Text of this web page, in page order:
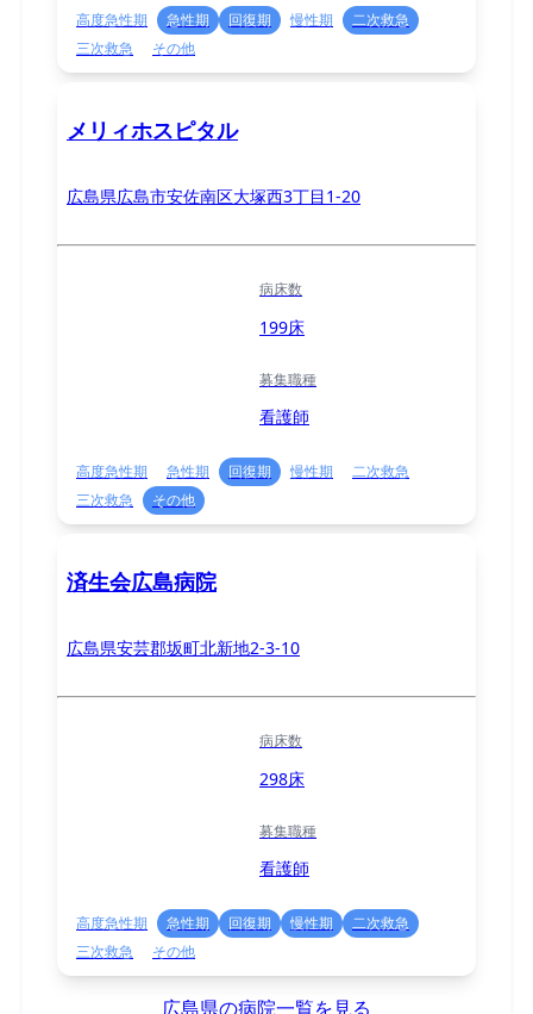
高度急性期 急性期 回復期 慢性期
二次救急
三次救急
その他
メリィホスピタル
広島県広島市安佐南区大塚西3丁目1-20
病床数
199床
募集職種
看護師
高度急性期 急性期 回復期 慢性期
二次救急
三次救急
その他
済生会広島病院
広島県安芸郡坂町北新地2-3-10
病床数
298床
募集職種
看護師
高度急性期 急性期 回復期 慢性期
二次救急
三次救急
その他
広島県の病院一覧を見る